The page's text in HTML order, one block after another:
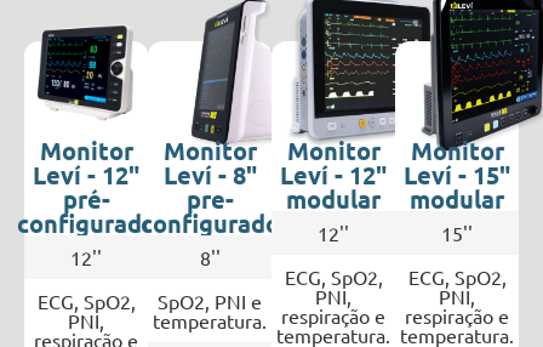
Monitor
Leví - 12"
pré-
configurado
12''
ECG, SpO2,
PNI,
respiração e
Monitor
Leví - 8"
pre-
configurado
8''
SpO2, PNI e
temperatura.
Monitor
Leví - 12"
modular
12''
ECG, SpO2,
PNI,
respiração e
temperatura.
Monitor
Leví - 15"
modular
15''
ECG, SpO2,
PNI,
respiração e
temperatura.